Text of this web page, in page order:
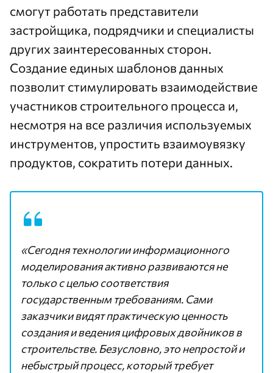
смогут работать представители
застройщика, подрядчики и специалисты
других заинтересованных сторон.
Создание единых шаблонов данных
позволит стимулировать взаимодействие
участников строительного процесса и,
несмотря на все различия используемых
инструментов, упростить взаимоувязку
продуктов, сократить потери данных.
«Сегодня технологии информационного
моделирования активно развиваются не
только с целью соответствия
государственным требованиям. Сами
заказчики видят практическую ценность
создания и ведения цифровых двойников в
строительстве. Безусловно, это непростой и
небыстрый процесс, который требует